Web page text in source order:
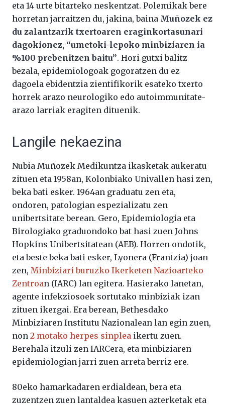
eta 14 urte bitarteko neskentzat. Polemikak bere
horretan jarraitzen du, jakina, baina Muñozek ez
du zalantzarik txertoaren eraginkortasunari
dagokionez, “umetoki-lepoko minbiziaren ia
%100 prebenitzen baitu”. Hori gutxi balitz
bezala, epidemiologoak gogoratzen du ez
dagoela ebidentzia zientifikorik esateko txerto
horrek arazo neurologiko edo autoimmunitate-
arazo larriak eragiten dituenik.
Langile nekaezina
Nubia Muñozek Medikuntza ikasketak aukeratu
zituen eta 1958an, Kolonbiako Univallen hasi zen,
beka bati esker. 1964an graduatu zen eta,
ondoren, patologian espezializatu zen
unibertsitate berean. Gero, Epidemiologia eta
Birologiako graduondoko bat hasi zuen Johns
Hopkins Unibertsitatean (AEB). Horren ondotik,
eta beste beka bati esker, Lyonera (Frantzia) joan
zen, Minbiziari buruzko Ikerketen Nazioarteko
Zentroan (IARC) lan egitera. Hasierako lanetan,
agente infekziosoek sortutako minbiziak izan
zituen ikergai. Era berean, Bethesdako
Minbiziaren Institutu Nazionalean lan egin zuen,
non 2 motako herpes sinplea ikertu zuen.
Berehala itzuli zen IARCera, eta minbiziaren
epidemiologian jarri zuen arreta berriz ere.
80eko hamarkadaren erdialdean, bera eta
zuzentzen zuen lantaldea kasuen azterketak eta